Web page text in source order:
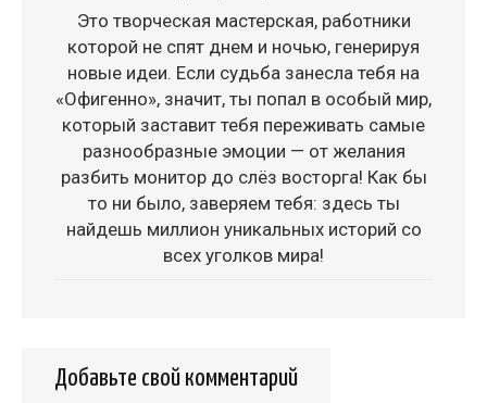
Это творческая мастерская, работники
которой не спят днем и ночью, генерируя
новые идеи. Если судьба занесла тебя на
«Офигенно», значит, ты попал в особый мир,
который заставит тебя переживать самые
разнообразные эмоции — от желания
разбить монитор до слёз восторга! Как бы
то ни было, заверяем тебя: здесь ты
найдешь миллион уникальных историй со
всех уголков мира!
Добавьте свой комментарий